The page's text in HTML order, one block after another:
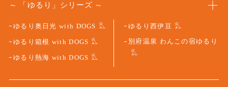
「ゆるり」シリーズ
ゆるり奥日光 with DOGS
ゆるり箱根 with DOGS
ゆるり熱海 with DOGS
ゆるり西伊豆
別府温泉 わんこの宿ゆるり